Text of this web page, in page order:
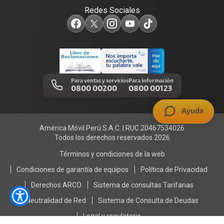
Ayuda
Test de velocidad de internet
Comprobantes electrónicos
Llamada por llamada
Adquirientes iPhone 6, 6S y SE
Mensaje de Seguridad
Trabaja en Claro
Trabajos de mantenimiento
Redes Sociales
Para ventas y servicios
0800 00200
Para información
0800 00123
América Móvil Perú S.A.C. | RUC 20467534026
Todos los derechos reservados 2026
Términos y condiciones de la web
Condiciones de garantía de equipos
Política de Privacidad
Derechos ARCO
Sistema de consultas Tarifarias
Neutralidad de Red
Sistema de Consulta de Deudas
Legal y regulatorio